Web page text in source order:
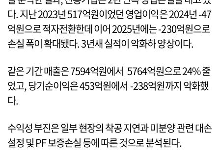
다. 지난 2023년 517억원이었던 영업이익은 2024년 -47
억원으로 적자전환한데 이어 2025년에는 -230억원으로
손실 폭이 확대됐다. 3년새 실적이 악화하 양상이다.
같은 기간 매출은 7594억원에서 5764억원으로 24% 줄
었고, 당기순이익은 453억원에서 -238억원까지 악화했
다.
수익성 부진은 일부 현장의 착공 지연과 미분양 관련 대손
설정 및 PF 보증손실 등에 따른 것으로 분석된다.